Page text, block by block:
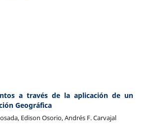
a través de la aplicación de un
Geográfica
Edison Osorio, Andrés F. Carvajal